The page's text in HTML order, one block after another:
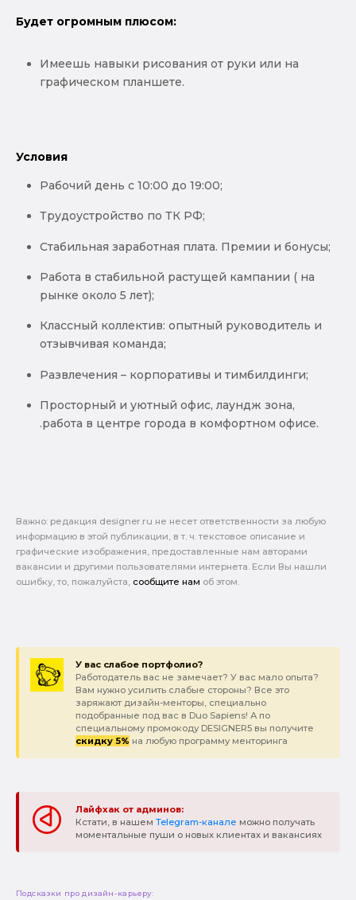
Будет огромным плюсом:
Имеешь навыки рисования от руки или на
графическом планшете.
Условия
Рабочий день с 10:00 до 19:00;
Трудоустройство по ТК РФ;
Стабильная заработная плата. Премии и бонусы;
Работа в стабильной растущей кампании ( на
рынке около 5 лет);
Классный коллектив: опытный руководитель и
отзывчивая команда;
Развлечения – корпоративы и тимбилдинги;
Просторный и уютный офис, лаундж зона,
.работа в центре города в комфортном офисе.
Важно: pедакция designer.ru не несет ответственности за любую
информацию в этой публикации, в т. ч. текстовое описание и
графические изображения, предоставленные нам авторами
вакансии и другими пользователями интернета. Если Вы нашли
ошибку, то, пожалуйста, сообщите нам об этом.
У вас слабое портфолио?
Работодатель вас не замечает? У вас мало опыта?
Вам нужно усилить слабые стороны? Все это
заряжают дизайн-менторы, специально
подобранные под вас в Duo Sapiens! А по
специальному промокоду DESIGNER5 вы получите
скидку 5% на любую программу менторинга
Лайфхак от админов:
Кстати, в нашем Telegram-канале можно получать
моментальные пуши о новых клиентах и вакансиях
Подсказки про дизайн-карьеру: